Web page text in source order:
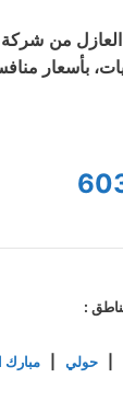
من
بأسعار
:
حولي مبارك